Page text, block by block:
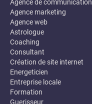
Agence de communication
Agence marketing
Agence web
Astrologue
Coaching
Consultant
Création de site internet
Energeticien
Entreprise locale
Formation
Guerisseur